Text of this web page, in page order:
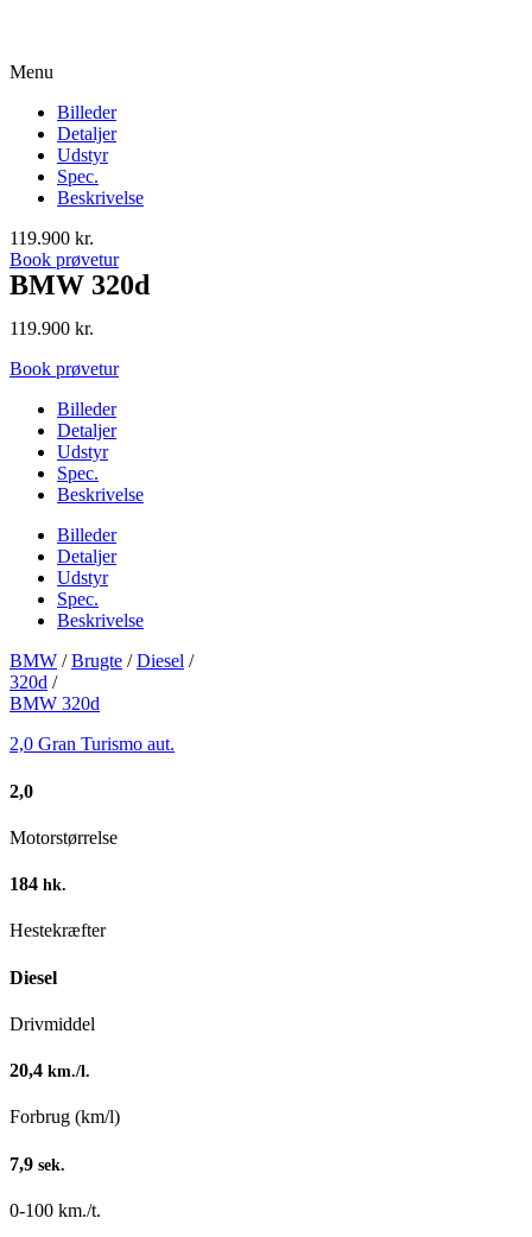
Menu
Billeder
Detaljer
Udstyr
Spec.
Beskrivelse
119.900 kr.
Book prøvetur
BMW 320d
119.900 kr.
Book prøvetur
Billeder
Detaljer
Udstyr
Spec.
Beskrivelse
Billeder
Detaljer
Udstyr
Spec.
Beskrivelse
BMW / Brugte / Diesel /
320d /
BMW 320d
2,0 Gran Turismo aut.
2,0
Motorstørrelse
184 hk.
Hestekræfter
Diesel
Drivmiddel
20,4 km./l.
Forbrug (km/l)
7,9 sek.
0-100 km./t.